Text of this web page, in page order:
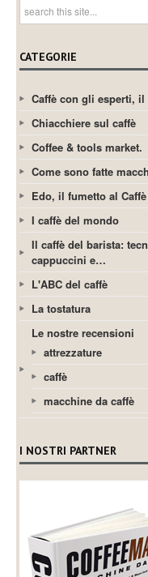
CATEGORIE
Caffè con gli esperti,
Chiacchiere sul caffè
Coffee & tools market.
Come sono fatte
Edo, il fumetto al Caffè
I caffè del mondo
Il caffè del barista:
cappuccini e…
L'ABC del caffè
La tostatura
Le nostre recensioni
attrezzature
caffè
macchine da caffè
I NOSTRI PARTNER